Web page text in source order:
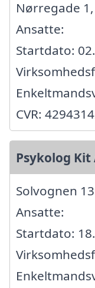
Nørregade
Ansatte:
Startdato:
CVR:
Psykolog Kit
Solvognen
Ansatte:
Startdato: